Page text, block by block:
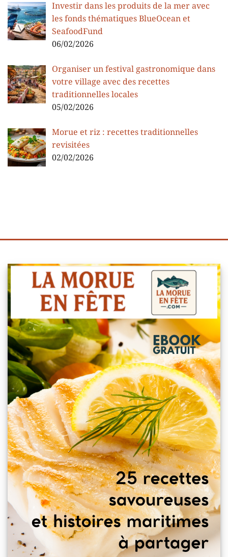
Investir dans les produits de la mer avec
les fonds thématiques BlueOcean et
SeafoodFund
06/02/2026
Organiser un festival gastronomique dans
votre village avec des recettes
traditionnelles locales
05/02/2026
Morue et riz : recettes traditionnelles
revisitées
02/02/2026